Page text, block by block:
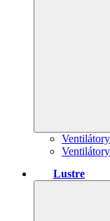
Ventilátory
Lustre